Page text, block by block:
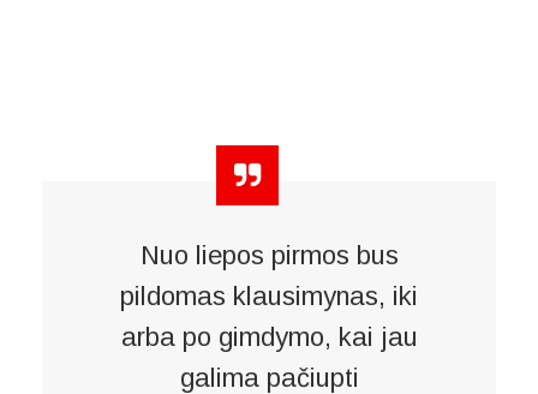
Nuo liepos pirmos bus
pildomas klausimynas, iki
arba po gimdymo, kai jau
galima pačiupti